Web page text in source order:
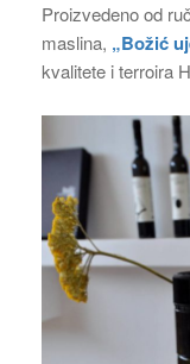
Proizvedeno od
maslina, „Božić
kvalitete i terroira